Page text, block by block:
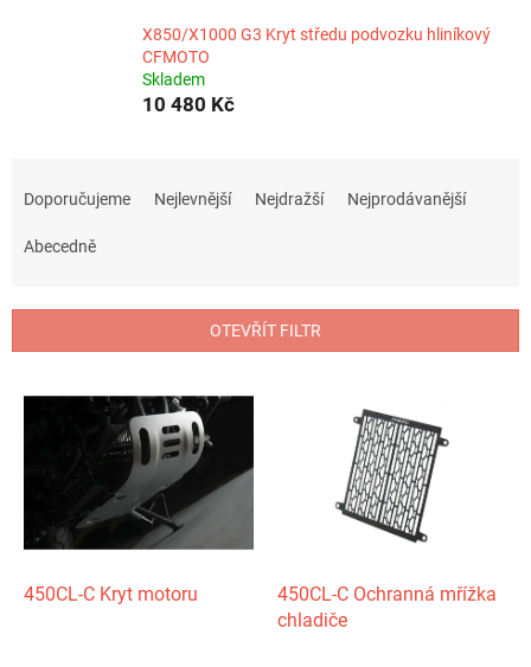
X850/X1000 G3 Kryt středu podvozku hliníkový
CFMOTO
Skladem
10 480 Kč
r
Doporučujeme Nejlevnější Nejdražší Nejprodávanější
Abecedně
OTEVŘÍT FILTR
450CL‑C Kryt motoru
450CL‑C Ochranná mřížka
chladiče